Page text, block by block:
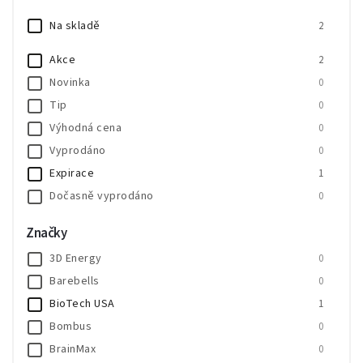
Na skladě 2
Akce 2
Novinka 0
Tip 0
Výhodná cena 0
Vyprodáno 0
Expirace 1
Dočasně vyprodáno 0
SALECODE:SALE30:30:%
Značky
3D Energy 0
Barebells 0
BioTech USA 1
Bombus 0
BrainMax 0